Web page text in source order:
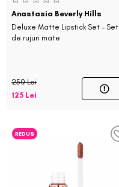
Anastasia Beverly Hills
Deluxe Matte Lipstick Set - Set
de rujuri mate
250 Lei
125 Lei
REDUS